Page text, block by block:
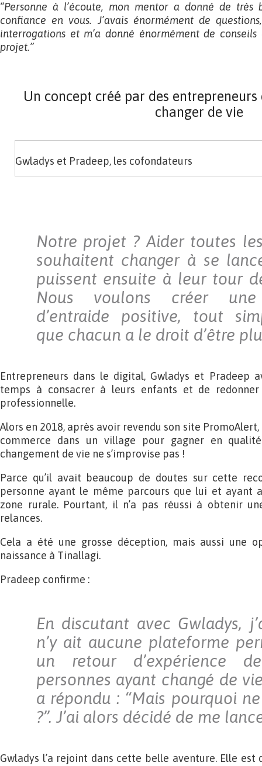
“Personne à l’écoute, mon mentor a donné de très
confiance en vous. J’avais énormément de
interrogations et m’a donné énormément de
projet.”
Un concept créé par des
changer de vie
Gwladys et Pradeep, les cofondateurs
Notre projet ? Aider toutes
souhaitent changer à se
puissent ensuite à leur tour
Nous voulons créer une
d’entraide positive, tout
que chacun a le droit d’être
Entrepreneurs dans le digital, Gwladys et Pradeep
temps à consacrer à leurs enfants et de
professionnelle.
Alors en 2018, après avoir revendu son site
commerce dans un village pour gagner en
changement de vie ne s’improvise pas !
Parce qu’il avait beaucoup de doutes sur cette
personne ayant le même parcours que lui et ayant
zone rurale. Pourtant, il n’a pas réussi à obtenir
relances.
Cela a été une grosse déception, mais aussi une
naissance à Tinallagi.
Pradeep confirme :
En discutant avec Gwladys,
n’y ait aucune plateforme
un retour d’expérience
personnes ayant changé de
a répondu : “Mais pourquoi
?”. J’ai alors décidé de me
Gwladys l’a rejoint dans cette belle aventure. Elle est